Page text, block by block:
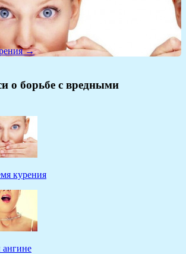
→
о борьбе с вредными
курения